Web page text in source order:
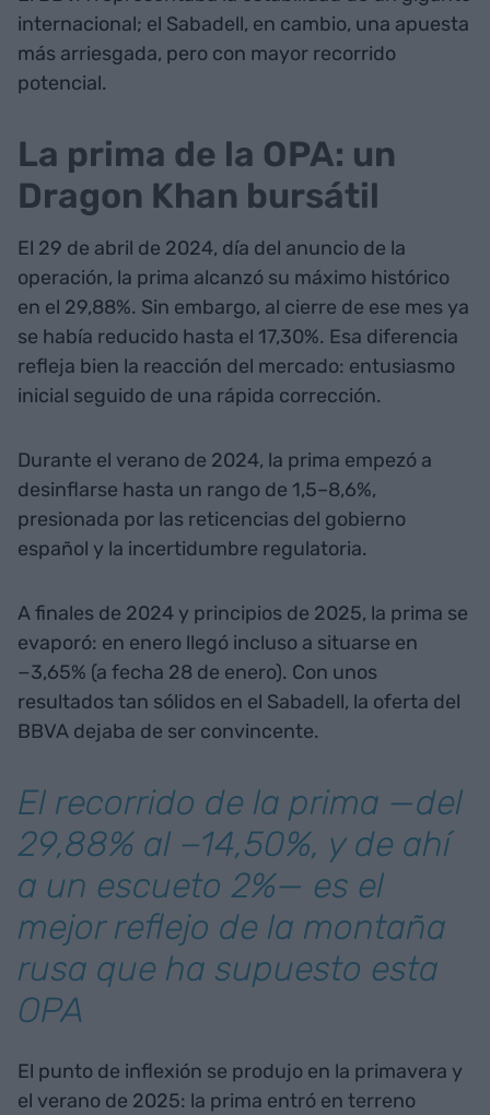
internacional; el Sabadell, en cambio, una apuesta
más arriesgada, pero con mayor recorrido
potencial.
La prima de la OPA: un
Dragon Khan bursátil
El 29 de abril de 2024, día del anuncio de la
operación, la prima alcanzó su máximo histórico
en el 29,88%. Sin embargo, al cierre de ese mes ya
se había reducido hasta el 17,30%. Esa diferencia
refleja bien la reacción del mercado: entusiasmo
inicial seguido de una rápida corrección.
Durante el verano de 2024, la prima empezó a
desinflarse hasta un rango de 1,5–8,6%,
presionada por las reticencias del gobierno
español y la incertidumbre regulatoria.
A finales de 2024 y principios de 2025, la prima se
evaporó: en enero llegó incluso a situarse en
−3,65% (a fecha 28 de enero). Con unos
resultados tan sólidos en el Sabadell, la oferta del
BBVA dejaba de ser convincente.
El recorrido de la prima —del
29,88% al −14,50%, y de ahí
a un escueto 2%— es el
mejor reflejo de la montaña
rusa que ha supuesto esta
OPA
El punto de inflexión se produjo en la primavera y
el verano de 2025: la prima entró en terreno